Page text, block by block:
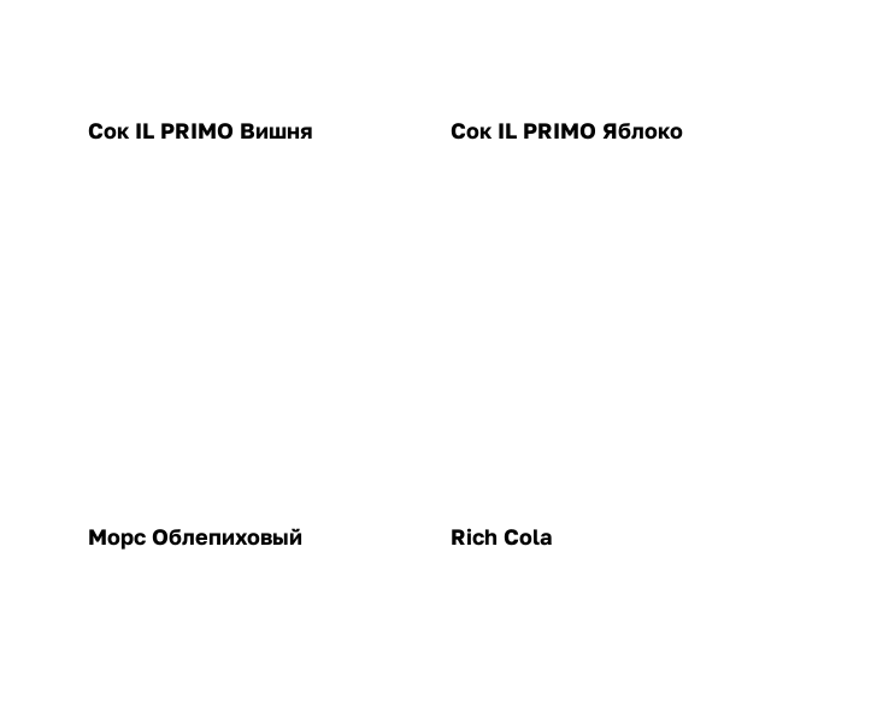
Сок IL PRIMO Вишня Сок IL PRIMO Яблоко
Морс Облепиховый Rich Cola